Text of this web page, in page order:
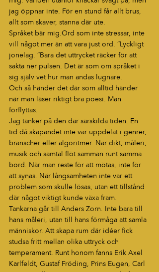
jag öppnar inte. För en stund får allt brus,
allt som skaver, stanna där ute.
Språket bär mig.Ord som inte stressar, inte
vill något mer än att vara just ord. ”Lyckligt
jonelag. ”Bara det uttrycket räcker för att
sakta ner pulsen. Det är som om språket i
sig själv vet hur man andas lugnare.
Och så händer det där som alltid händer
när man läser riktigt bra poesi. Man
förflyttas.
Jag tänker på den där särskilda tiden. En
tid då skapandet inte var uppdelat i genrer,
branscher eller algoritmer. När dikt, måleri,
musik och samtal flöt samman runt samma
bord. När man reste för att mötas, inte för
att synas. När långsamheten inte var ett
problem som skulle lösas, utan ett tillstånd
där något viktigt kunde växa fram.
Tankarna går till Anders Zorn. Inte bara till
hans måleri, utan till hans förmåga att samla
människor. Att skapa rum där idéer fick
studsa fritt mellan olika uttryck och
temperament. Runt honom fanns Erik Axel
Karlfeldt, Gustaf Fröding, Prins Eugen, Carl